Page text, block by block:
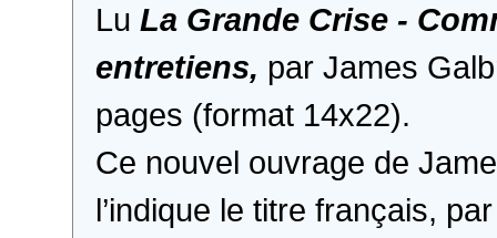
Lu La Grande Crise -
entretiens, par James
pages (format 14x22).
Ce nouvel ouvrage de
l’indique le titre français,